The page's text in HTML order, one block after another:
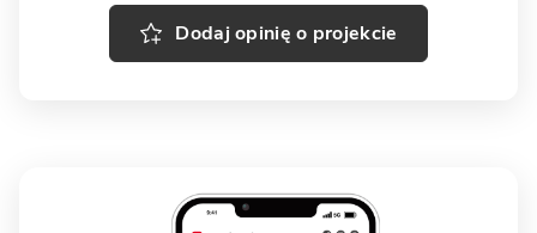
Dodaj opinię o projekcie